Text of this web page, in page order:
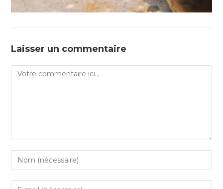
Laisser un commentaire